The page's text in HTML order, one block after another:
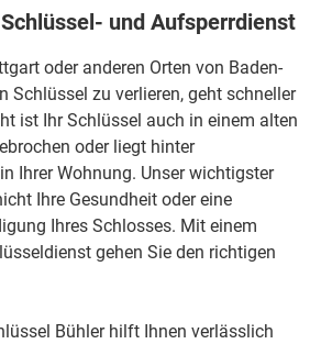
und Aufsperrdienst
oder anderen Orten von Baden-
Schlüssel zu verlieren, geht schneller
ist Ihr Schlüssel auch in einem alten
oder liegt hinter
Ihrer Wohnung. Unser wichtigster
Ihre Gesundheit oder eine
Ihres Schlosses. Mit einem
gehen Sie den richtigen
Bühler hilft Ihnen verlässlich